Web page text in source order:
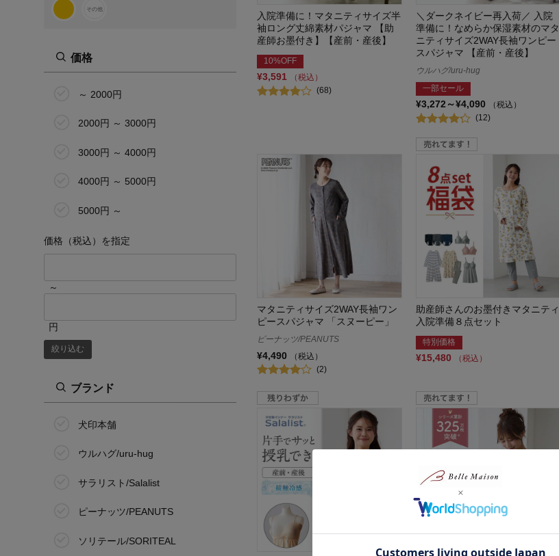
マタニティLL
マタニティ4L
マタニティ5L
58cm(5号)
その他
その他
価格
～ 2000円
2000円 ～ 3000円
3000円 ～ 4000円
4000円 ～ 5000円
5000円 ～
価格（税込）を指定
～
円
絞り込む
ブランド
犬印本舗
ウルハグ/uru-hug
サラリスト/Salalist
ピーナッツ/PEANUTS
ソリテール/SORITEAL
入院準備に！マタニティサイズ半
袖ロング丈綿素材パジャマ 【助
産師お墨付き】【産前・産後】
10%OFF
¥3,591
（税込）
(68)
＼ダークネイビー再入荷／ 入院
準備に！なめらか保湿素材のマタ
ニティサイズ2WAY長袖ワンピー
スパジャマ 【産前・産後】
ウルハグ/uru-hug
一部セール
¥3,272～¥4,090
（税込）
(12)
マタニティサイズ2WAY長袖ワン
ピースパジャマ 「スヌーピー」
ピーナッツ/PEANUTS
¥4,490
（税込）
(2)
助産師さんのお墨付きマタニティ
入院準備８点セット
特別価格
¥15,480 （税込）